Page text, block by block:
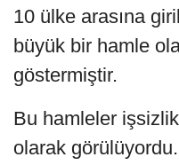
10 ülke arasına
büyük bir hamle
göstermiştir.
Bu hamleler
olarak